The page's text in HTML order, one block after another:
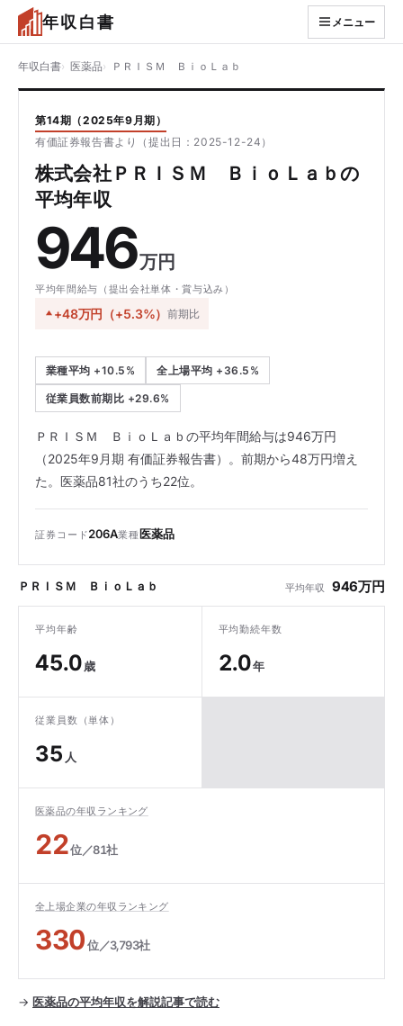
年収白書 メニュー
年収白書 医薬品 ＰＲＩＳＭ ＢｉｏＬａｂ
第14期（2025年9月期）
有価証券報告書より（提出日：2025-12-24）
株式会社ＰＲＩＳＭ ＢｉｏＬａｂの
平均年収
946万円
平均年間給与（提出会社単体・賞与込み）
+48万円（+5.3%）前期比
業種平均 +10.5% 全上場平均 +36.5%
従業員数前期比 +29.6%
ＰＲＩＳＭ ＢｉｏＬａｂの平均年間給与は946万円
（2025年9月期 有価証券報告書）。前期から48万円増え
た。医薬品81社のうち22位。
証券コード206A業種医薬品
ＰＲＩＳＭ ＢｉｏＬａｂ 平均年収 946万円
平均年齢
45.0歳
平均勤続年数
2.0年
従業員数（単体）
35 人
医薬品の年収ランキング
22位／81社
全上場企業の年収ランキング
330位／3,793社
→ 医薬品の平均年収を解説記事で読む